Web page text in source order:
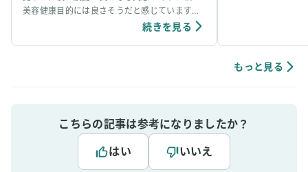
美容健康目的には良さそうだと感じています。
個人の感想ではありますが、吸入中は、脳波が
続きを見る
もっと見る
こちらの記事は参考になりましたか？
はい
いいえ